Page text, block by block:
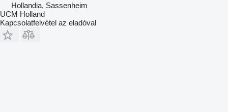
Hollandia, Sassenheim
UCM Holland
Kapcsolatfelvétel az eladóval